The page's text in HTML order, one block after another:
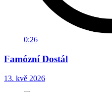
0:26
Famózní Dostál
13. kvě 2026